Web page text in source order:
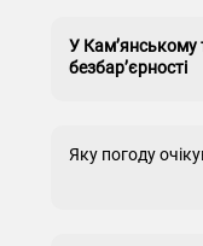
У Кам’янському
безбар’єрності
Яку погоду